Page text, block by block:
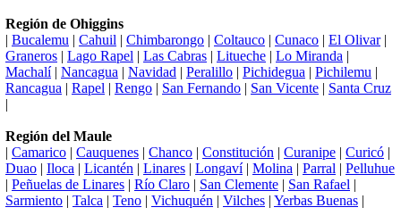
Región de Ohiggins
| Bucalemu | Cahuil | Chimbarongo | Coltauco | Cunaco | El Olivar|
Graneros | Lago Rapel | Las Cabras | Litueche | Lo Miranda |
Machalí| Nancagua | Navidad | Peralillo | Pichidegua | Pichilemu |
Rancagua | Rapel | Rengo | San Fernando | San Vicente | Santa Cruz
|
Región del Maule
| Camarico | Cauquenes | Chanco | Constitución | Curanipe | Curicó |
Duao | Iloca | Licantén | Linares | Longaví| Molina | Parral | Pelluhue
| Peñuelas de Linares | Río Claro | San Clemente | San Rafael |
Sarmiento | Talca | Teno | Vichuquén | Vilches | Yerbas Buenas |